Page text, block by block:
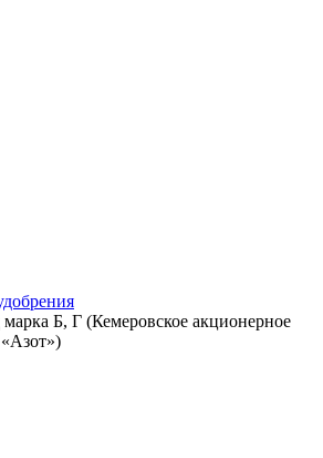
Б, Г (Кемеровское акционерное